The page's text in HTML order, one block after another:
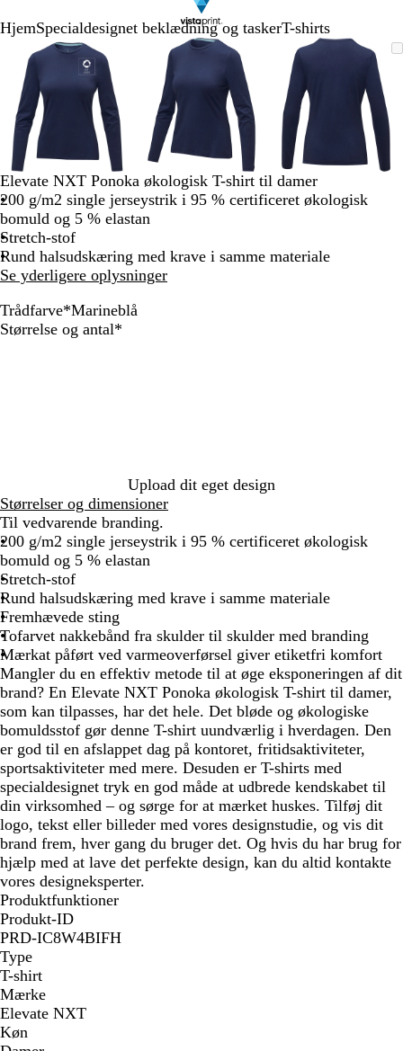
HjemSpecialdesignet beklædning og taskerT-shirts
Zoombart
billede
Zoomet
minimum
Klik
for
at
udvide
Brug
tasterne
plus
minus
at
zoome
og
piletasterne
til
at
panorere
Zoombart
billede
Zoomet
minimum
Klik
at
udvide
Brug
tasterne
plus
minus
at
zoome
og
at
Zoombart
billede
Zoomet
minimum
Klik
udvide
Brug
tasterne
minus
og
Elevate NXT Ponoka økologisk T-shirt til damer
200 g/m2 single jerseystrik i 95 % certificeret økologisk
bomuld og 5 % elastan
Stretch-stof
Rund halsudskæring med krave i samme materiale
Se yderligere oplysninger
Trådfarve*Marineblå
M
S
Størrelse og antal*
Upload dit eget design
Størrelser og dimensioner
Til vedvarende branding.
200 g/m2 single jerseystrik i 95 % certificeret økologisk
bomuld og 5 % elastan
Stretch-stof
Rund halsudskæring med krave i samme materiale
Fremhævede sting
Tofarvet nakkebånd fra skulder til skulder med branding
Mærkat påført ved varmeoverførsel giver etiketfri komfort
Mangler du en effektiv metode til at øge eksponeringen af dit
brand? En Elevate NXT Ponoka økologisk T-shirt til damer,
som kan tilpasses, har det hele. Det bløde og økologiske
bomuldsstof gør denne T-shirt uundværlig i hverdagen. Den
er god til en afslappet dag på kontoret, fritidsaktiviteter,
sportsaktiviteter med mere. Desuden er T-shirts med
specialdesignet tryk en god måde at udbrede kendskabet til
din virksomhed – og sørge for at mærket huskes. Tilføj dit
logo, tekst eller billeder med vores designstudie, og vis dit
brand frem, hver gang du bruger det. Og hvis du har brug for
hjælp med at lave det perfekte design, kan du altid kontakte
vores designeksperter.
Produktfunktioner
Produkt-ID
PRD-IC8W4BIFH
Type
T-shirt
Mærke
Elevate NXT
Køn